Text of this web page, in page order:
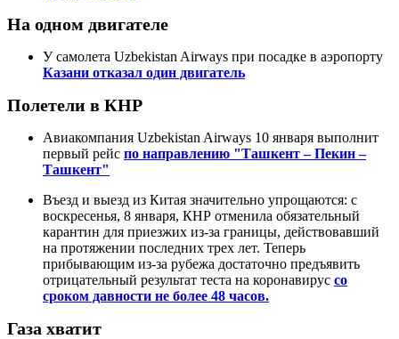
На одном двигателе
У самолета Uzbekistan Airways при посадке в аэропорту
Казани отказал один двигатель
Полетели в КНР
Авиакомпания Uzbekistan Airways 10 января выполнит
первый рейс по направлению "Ташкент – Пекин –
Ташкент"
Въезд и выезд из Китая значительно упрощаются: с
воскресенья, 8 января, КНР отменила обязательный
карантин для приезжих из-за границы, действовавший
на протяжении последних трех лет. Теперь
прибывающим из-за рубежа достаточно предъявить
отрицательный результат теста на коронавирус со
сроком давности не более 48 часов.
Газа хватит